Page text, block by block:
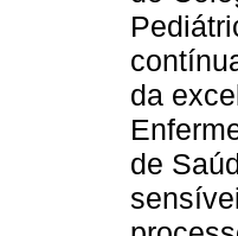
da
de